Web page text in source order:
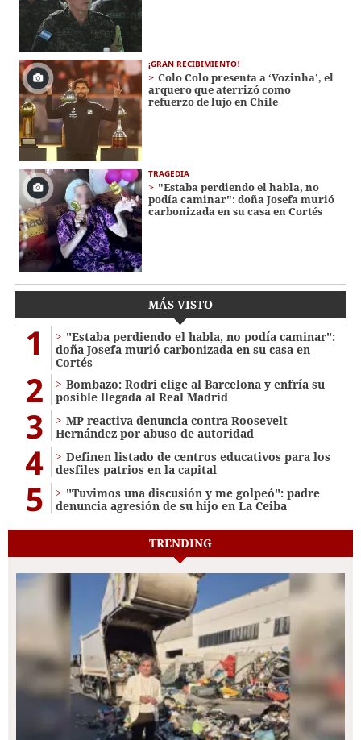
¡GRAN RECIBIMIENTO!
Colo Colo presenta a ‘Vozinha’, el
arquero que aterrizó como
refuerzo de lujo en Chile
TRAGEDIA
"Estaba perdiendo el habla, no
podía caminar": doña Josefa murió
carbonizada en su casa en Cortés
MÁS VISTO
1
"Estaba perdiendo el habla, no podía caminar":
doña Josefa murió carbonizada en su casa en
Cortés
2
Bombazo: Rodri elige al Barcelona y enfría su
posible llegada al Real Madrid
3
MP reactiva denuncia contra Roosevelt
Hernández por abuso de autoridad
4
Definen listado de centros educativos para los
desfiles patrios en la capital
5
"Tuvimos una discusión y me golpeó": padre
denuncia agresión de su hijo en La Ceiba
TRENDING